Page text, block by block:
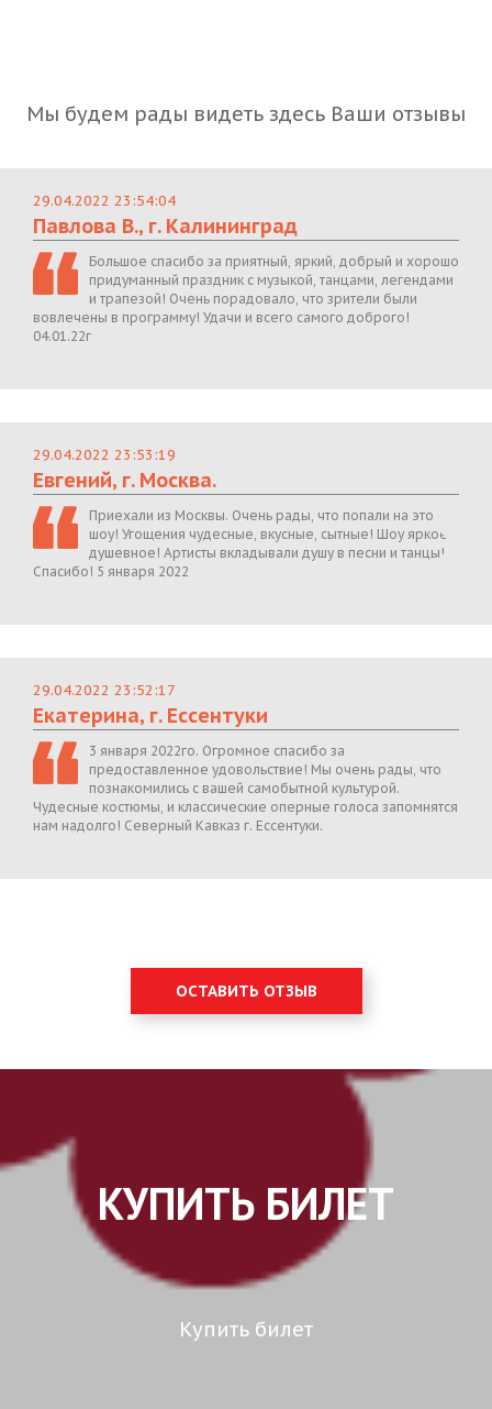
Мы будем рады видеть здесь Ваши отзывы
29.04.2022 23:54:04
Павлова В., г. Калининград
Большое спасибо за приятный, яркий, добрый и хорошо
придуманный праздник с музыкой, танцами, легендами
и трапезой! Очень порадовало, что зрители были
вовлечены в программу! Удачи и всего самого доброго!
04.01.22г
29.04.2022 23:53:19
Евгений, г. Москва.
Приехали из Москвы. Очень рады, что попали на это
шоу! Угощения чудесные, вкусные, сытные! Шоу яркое,
душевное! Артисты вкладывали душу в песни и танцы!
Спасибо! 5 января 2022
29.04.2022 23:52:17
Екатерина, г. Ессентуки
3 января 2022го. Огромное спасибо за
предоставленное удовольствие! Мы очень рады, что
познакомились с вашей самобытной культурой.
Чудесные костюмы, и классические оперные голоса запомнятся
нам надолго! Северный Кавказ г. Ессентуки.
ОСТАВИТЬ ОТЗЫВ
КУПИТЬ БИЛЕТ
Купить билет